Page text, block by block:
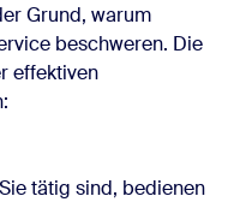
Grund, warum
beschweren. Die
effektiven
tätig sind, bedienen